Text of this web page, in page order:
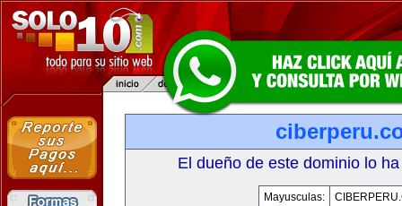
El dueño de este dominio lo
Mayusculas: